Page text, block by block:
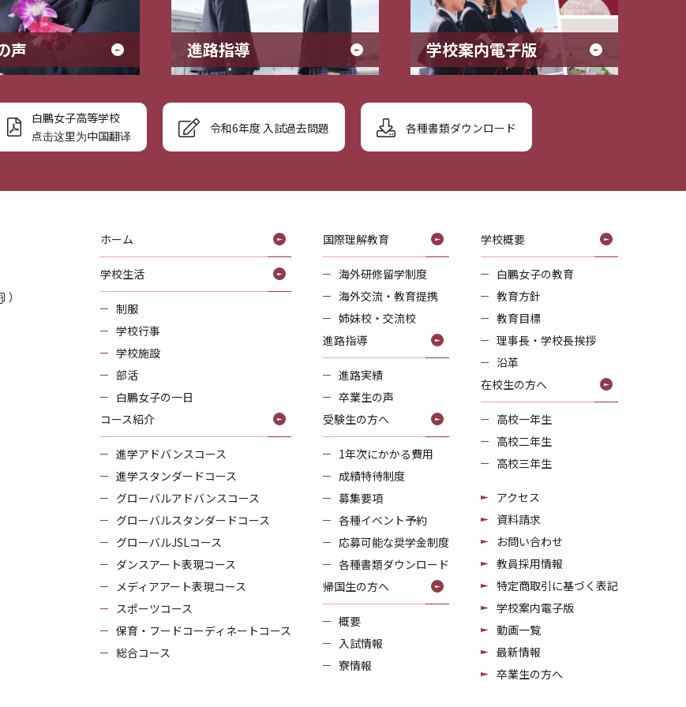
声 進路指導 学校案内電子版
白鵬女子高等学校
点击这里为中国翻译
令和6年度 入試過去問題 各種書類ダウンロード
）
ホーム
学校生活
制服
学校行事
学校施設
部活
白鵬女子の一日
コース紹介
進学アドバンスコース
進学スタンダードコース
グローバルアドバンスコース
グローバルスタンダードコース
グローバルJSLコース
ダンスアート表現コース
メディアアート表現コース
スポーツコース
保育・フードコーディネートコース
総合コース
国際理解教育
海外研修留学制度
海外交流・教育提携
姉妹校・交流校
進路指導
進路実績
卒業生の声
受験生の方へ
1年次にかかる費用
成績特待制度
募集要項
各種イベント予約
応募可能な奨学金制度
各種書類ダウンロード
帰国生の方へ
概要
入試情報
寮情報
学校概要
白鵬女子の教育
教育方針
教育目標
理事長・学校長挨拶
沿革
在校生の方へ
高校一年生
高校二年生
高校三年生
アクセス
資料請求
お問い合わせ
教員採用情報
特定商取引に基づく表記
学校案内電子版
動画一覧
最新情報
卒業生の方へ